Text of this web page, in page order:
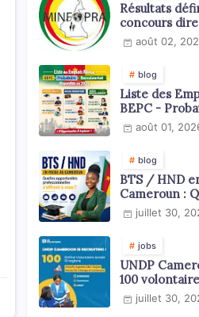
Résultats
concours
2026août 02,
blog
Liste des
BEPC -
Baccalauréat
en 2026
août 01,
blog
BTS / HND
Cameroun :
opportunités
juillet 30,
jobs
UNDP
100
l'échelle du
national
juillet 30,